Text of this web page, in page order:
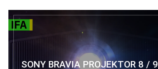
SONY BRAVIA PROJEKTOR 8 / 9